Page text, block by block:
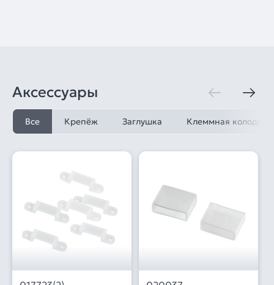
Аксессуары
Все Крепёж Заглушка Клеммная колодка